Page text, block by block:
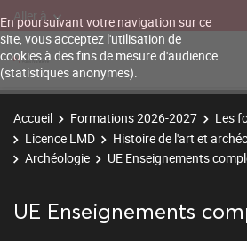
En poursuivant votre navigation sur ce
site, vous acceptez l'utilisation de
cookies à des fins de mesure d'audience
(statistiques anonymes).
Aller à
Accueil Formations 2026-2027
Les
Licence LMD
Histoire de l'art et
Archéologie
UE Enseignements
UE Enseignements